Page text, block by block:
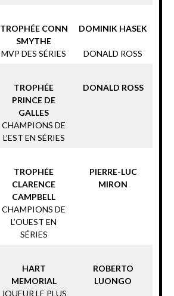
TROPHÉE CONN
SMYTHE
MVP DES SÉRIES
DOMINIK HASEK
DONALD ROSS
TROPHÉE
PRINCE DE
GALLES
CHAMPIONS DE
L’EST EN SÉRIES
DONALD ROSS
TROPHÉE
CLARENCE
CAMPBELL
CHAMPIONS DE
L’OUEST EN
SÉRIES
PIERRE-LUC
MIRON
HART
MEMORIAL
JOUEUR LE PLUS
ROBERTO
LUONGO